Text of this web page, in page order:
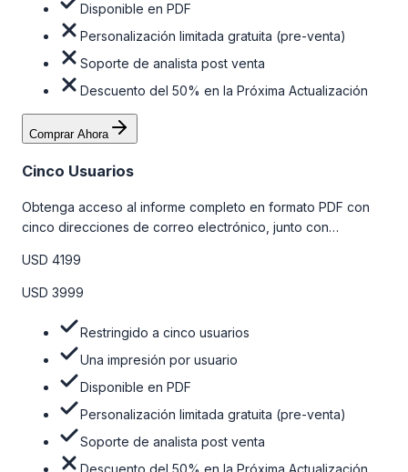
Disponible en PDF
Personalización limitada gratuita (pre-venta)
Soporte de analista post venta
Descuento del 50% en la Próxima Actualización
Comprar Ahora
Cinco Usuarios
Obtenga acceso al informe completo en formato PDF con
cinco direcciones de correo electrónico, junto con
venta y el soporte post-venta de nuestros analistas. Para
obtener más información, consulte la tabla de precios a
USD 4199
USD 3999
Restringido a cinco usuarios
Una impresión por usuario
Disponible en PDF
Personalización limitada gratuita (pre-venta)
Soporte de analista post venta